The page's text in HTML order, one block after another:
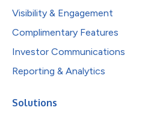
Visibility & Engagement
Complimentary Features
Investor Communications
Reporting & Analytics
Solutions